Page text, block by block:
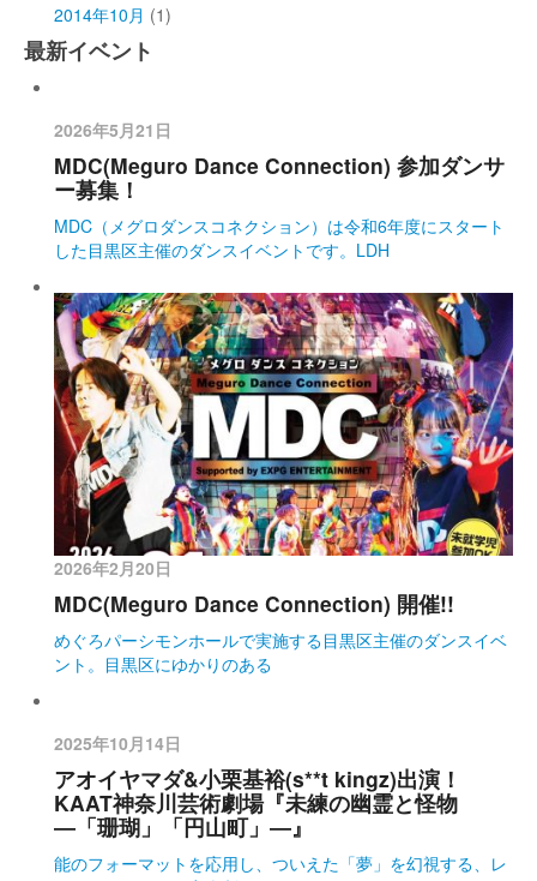
2014年10月 (1)
最新イベント
2026年5月21日
MDC(Meguro Dance Connection) 参加ダンサ
ー募集！
MDC（メグロダンスコネクション）は令和6年度にスタート
した目黒区主催のダンスイベントです。LDH
2026年2月20日
MDC(Meguro Dance Connection) 開催!!
めぐろパーシモンホールで実施する目黒区主催のダンスイベ
ント。目黒区にゆかりのある
2025年10月14日
アオイヤマダ&小栗基裕(s**t kingz)出演！
KAAT神奈川芸術劇場『未練の幽霊と怪物
―「珊瑚」「円山町」―』
能のフォーマットを応用し、ついえた「夢」を幻視する、レ